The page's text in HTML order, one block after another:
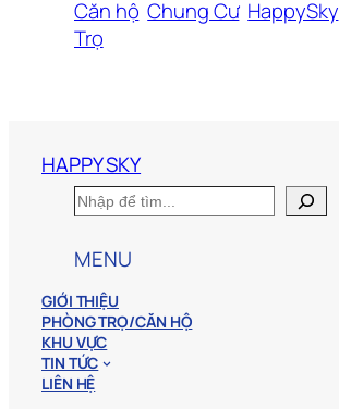
Căn hộ Chung Cư HappySky
Trọ
HAPPY SKY
S
e
r
h
MENU
GIỚI THIỆU
PHÒNG TRỌ/CĂN HỘ
KHU VỰC
TIN TỨC
LIÊN HỆ